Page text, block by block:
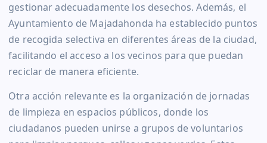
gestionar adecuadamente los desechos. Además, el
Ayuntamiento de Majadahonda ha establecido puntos
de recogida selectiva en diferentes áreas de la ciudad,
facilitando el acceso a los vecinos para que puedan
reciclar de manera eficiente.
Otra acción relevante es la organización de jornadas
de limpieza en espacios públicos, donde los
ciudadanos pueden unirse a grupos de voluntarios